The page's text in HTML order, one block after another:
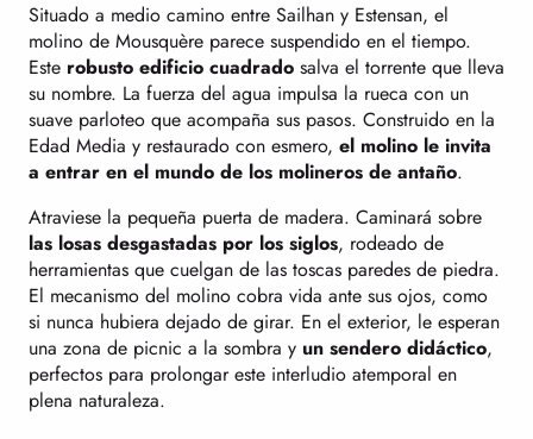
Situado a medio camino entre Sailhan y Estensan, el
molino de Mousquère parece suspendido en el tiempo.
Este robusto edificio cuadrado salva el torrente que lleva
su nombre. La fuerza del agua impulsa la rueca con un
suave parloteo que acompaña sus pasos. Construido en la
Edad Media y restaurado con esmero, el molino le invita
a entrar en el mundo de los molineros de antaño.
Atraviese la pequeña puerta de madera. Caminará sobre
las losas desgastadas por los siglos, rodeado de
herramientas que cuelgan de las toscas paredes de piedra.
El mecanismo del molino cobra vida ante sus ojos, como
si nunca hubiera dejado de girar. En el exterior, le esperan
una zona de picnic a la sombra y un sendero didáctico,
perfectos para prolongar este interludio atemporal en
plena naturaleza.